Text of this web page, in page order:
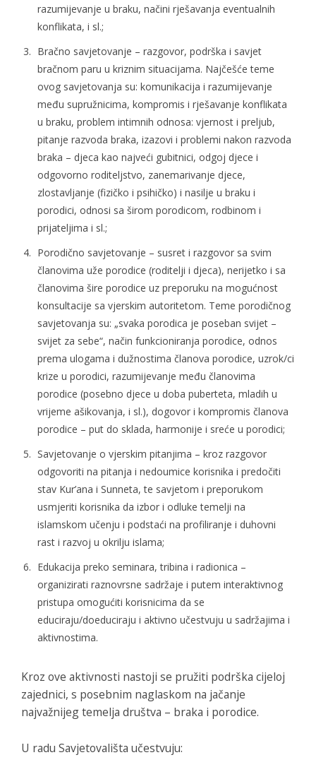
razumijevanje u braku, načini rješavanja eventualnih
konflikata, i sl.;
Bračno savjetovanje – razgovor, podrška i savjet
bračnom paru u kriznim situacijama. Najčešće teme
ovog savjetovanja su: komunikacija i razumijevanje
među supružnicima, kompromis i rješavanje konflikata
u braku, problem intimnih odnosa: vjernost i preljub,
pitanje razvoda braka, izazovi i problemi nakon razvoda
braka – djeca kao najveći gubitnici, odgoj djece i
odgovorno roditeljstvo, zanemarivanje djece,
zlostavljanje (fizičko i psihičko) i nasilje u braku i
porodici, odnosi sa širom porodicom, rodbinom i
prijateljima i sl.;
Porodično savjetovanje – susret i razgovor sa svim
članovima uže porodice (roditelji i djeca), nerijetko i sa
članovima šire porodice uz preporuku na mogućnost
konsultacije sa vjerskim autoritetom. Teme porodičnog
savjetovanja su: „svaka porodica je poseban svijet –
svijet za sebe“, način funkcioniranja porodice, odnos
prema ulogama i dužnostima članova porodice, uzrok/ci
krize u porodici, razumijevanje među članovima
porodice (posebno djece u doba puberteta, mladih u
vrijeme ašikovanja, i sl.), dogovor i kompromis članova
porodice – put do sklada, harmonije i sreće u porodici;
Savjetovanje o vjerskim pitanjima – kroz razgovor
odgovoriti na pitanja i nedoumice korisnika i predočiti
stav Kur’ana i Sunneta, te savjetom i preporukom
usmjeriti korisnika da izbor i odluke temelji na
islamskom učenju i podstaći na profiliranje i duhovni
rast i razvoj u okrilju islama;
Edukacija preko seminara, tribina i radionica –
organizirati raznovrsne sadržaje i putem interaktivnog
pristupa omogućiti korisnicima da se
educiraju/doeduciraju i aktivno učestvuju u sadržajima i
aktivnostima.
Kroz ove aktivnosti nastoji se pružiti podrška cijeloj
zajednici, s posebnim naglaskom na jačanje
najvažnijeg temelja društva – braka i porodice.
U radu Savjetovališta učestvuju: